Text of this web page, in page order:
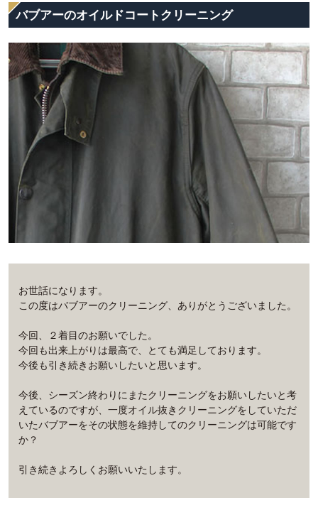
バブアーのオイルドコートクリーニング
お世話になります。
この度はバブアーのクリーニング、ありがとうございました。
今回、２着目のお願いでした。
今回も出来上がりは最高で、とても満足しております。
今後も引き続きお願いしたいと思います。
今後、シーズン終わりにまたクリーニングをお願いしたいと考
えているのですが、一度オイル抜きクリーニングをしていただ
いたバブアーをその状態を維持してのクリーニングは可能です
か？
引き続きよろしくお願いいたします。